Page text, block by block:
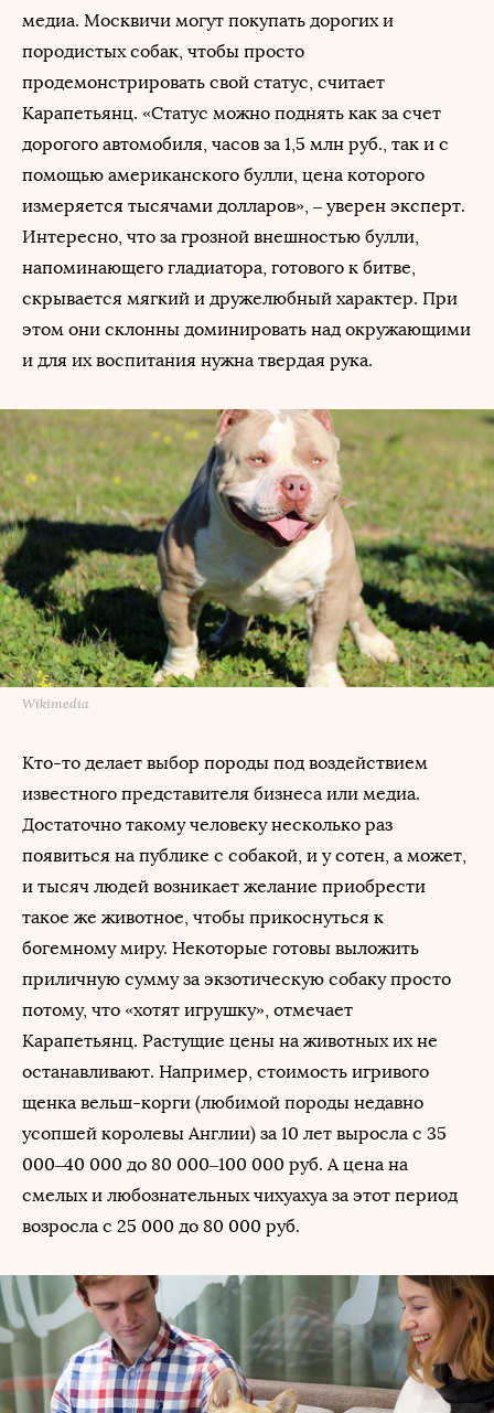
медиа. Москвичи могут покупать дорогих и
породистых собак, чтобы просто
продемонстрировать свой статус, считает
Карапетьянц. «Статус можно поднять как за счет
дорогого автомобиля, часов за 1,5 млн руб., так и с
помощью американского булли, цена которого
измеряется тысячами долларов», – уверен эксперт.
Интересно, что за грозной внешностью булли,
напоминающего гладиатора, готового к битве,
скрывается мягкий и дружелюбный характер. При
этом они склонны доминировать над окружающими
и для их воспитания нужна твердая рука.
Wikimedia
Кто-то делает выбор породы под воздействием
известного представителя бизнеса или медиа.
Достаточно такому человеку несколько раз
появиться на публике с собакой, и у сотен, а может,
и тысяч людей возникает желание приобрести
такое же животное, чтобы прикоснуться к
богемному миру. Некоторые готовы выложить
приличную сумму за экзотическую собаку просто
потому, что «хотят игрушку», отмечает
Карапетьянц. Растущие цены на животных их не
останавливают. Например, стоимость игривого
щенка вельш-корги (любимой породы недавно
усопшей королевы Англии) за 10 лет выросла с 35
000–40 000 до 80 000–100 000 руб. А цена на
смелых и любознательных чихуахуа за этот период
возросла с 25 000 до 80 000 руб.